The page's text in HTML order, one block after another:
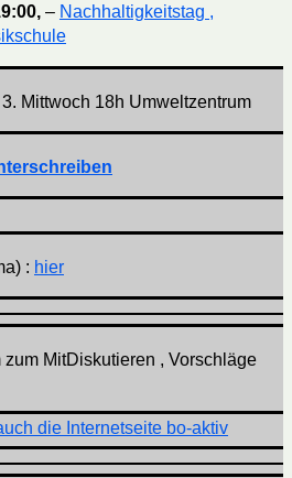
, – Nachhaltigkeitstag ,
Mittwoch 18h Umweltzentrum
: hier
MitDiskutieren , Vorschläge